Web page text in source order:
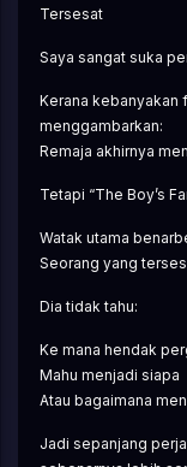
Tersesat
Saya sangat suka
Kerana kebanyakan
menggambarkan:
Remaja akhirnya
Tetapi “The Boy’s
Watak utama
Seorang yang
Dia tidak tahu:
Ke mana hendak
Mahu menjadi siapa
Atau bagaimana
Jadi sepanjang